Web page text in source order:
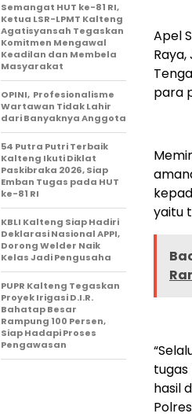
Apel
para
yaitu
hasil
Semangat HUT ke-81 RI,
Ketua LSR-LPMT Kalteng
Agatisyansah Tegaskan
Komitmen Mengawal
Keadilan dan Membela
Masyarakat
OPINI, Profesionalisme
Wartawan Tidak Lahir
dari Banyaknya Anggota
54 Putra Putri Terbaik
Kalteng Ikuti Diklat
Paskibraka 2026, Siap
Emban Tugas pada HUT
ke-81 RI
KBLI Kalteng Siap Hadiri
Deklarasi Nasional APPI,
Dorong Welder Naik
Kelas Jadi Pengusaha
PUPR Kalteng Tegaskan
Proyek Irigasi D.I.R.
Bahatap Besar
Rampung 100 Persen,
Siap Hadapi Proses
Pengawasan